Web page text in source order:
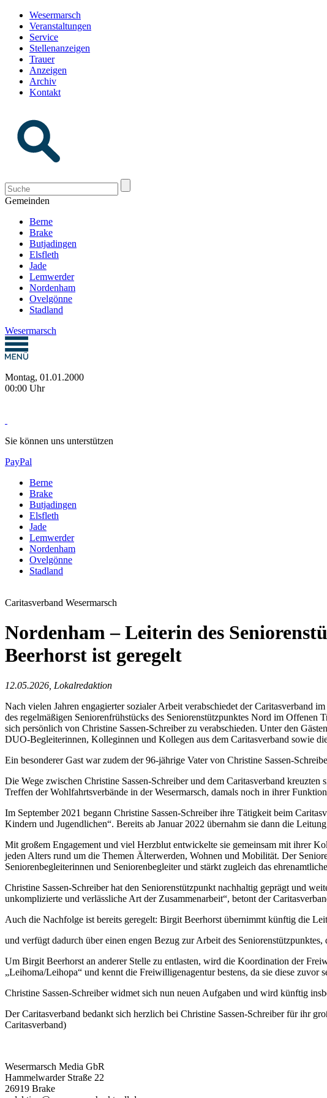
Wesermarsch
Veranstaltungen
Service
Stellenanzeigen
Trauer
Anzeigen
Archiv
Kontakt
Gemeinden
Berne
Brake
Butjadingen
Elsfleth
Jade
Lemwerder
Nordenham
Ovelgönne
Stadland
Wesermarsch
Montag, 01.01.2000
00:00 Uhr
Sie können uns unterstützen
PayPal
Berne
Brake
Butjadingen
Elsfleth
Jade
Lemwerder
Nordenham
Ovelgönne
Stadland
Caritasverband Wesermarsch
Nordenham – Leiterin des
Beerhorst ist geregelt
12.05.2026, Lokalredaktion
Nach vielen Jahren engagierter sozialer Arbeit verabschiedet der Caritasverband
des regelmäßigen Seniorenfrühstücks des Seniorenstützpunktes Nord im
sich persönlich von Christine Sassen-Schreiber zu verabschieden. Unter den
DUO-Begleiterinnen, Kolleginnen und Kollegen aus dem Caritasverband sowie
Ein besonderer Gast war zudem der 96-jährige Vater von Christine Sassen-
Die Wege zwischen Christine Sassen-Schreiber und dem Caritasverband
Treffen der Wohlfahrtsverbände in der Wesermarsch, damals noch in ihrer
Im September 2021 begann Christine Sassen-Schreiber ihre Tätigkeit beim
Kindern und Jugendlichen“. Bereits ab Januar 2022 übernahm sie dann die
Mit großem Engagement und viel Herzblut entwickelte sie gemeinsam mit ihrer
jeden Alters rund um die Themen Älterwerden, Wohnen und Mobilität. Der
Seniorenbegleiterinnen und Seniorenbegleiter und stärkt zugleich das
Christine Sassen-Schreiber hat den Seniorenstützpunkt nachhaltig geprägt und
unkomplizierte und verlässliche Art der Zusammenarbeit“, betont der
Auch die Nachfolge ist bereits geregelt: Birgit Beerhorst übernimmt künftig die
und verfügt dadurch über einen engen Bezug zur Arbeit des Seniorenstützpunktes,
Um Birgit Beerhorst an anderer Stelle zu entlasten, wird die Koordination der
„Leihoma/Leihopa“ und kennt die Freiwilligenagentur bestens, da sie diese zuvor
Christine Sassen-Schreiber widmet sich nun neuen Aufgaben und wird künftig
Der Caritasverband bedankt sich herzlich bei Christine Sassen-Schreiber für ihr
Caritasverband)
Wesermarsch Media GbR
Hammelwarder Straße 22
26919 Brake